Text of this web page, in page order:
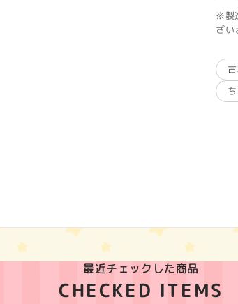
※製
ざい
最近チェックした商品
CHECKED ITEMS